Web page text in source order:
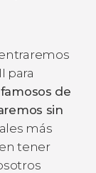
para
de
sin
más
tener